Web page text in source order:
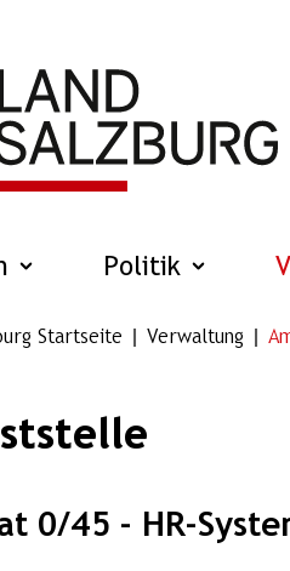
Politik
Startseite Verwaltung
0/45 - HR-